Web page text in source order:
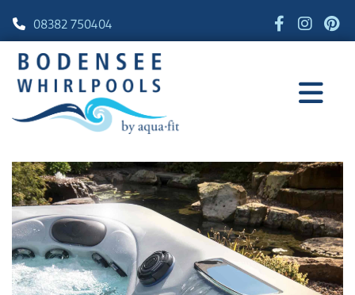
 08382 750404